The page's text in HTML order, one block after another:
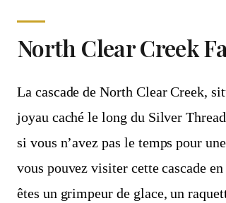
North Clear Creek
La cascade de North Clear Creek,
joyau caché le long du Silver
si vous n’avez pas le temps pour
vous pouvez visiter cette cascade
êtes un grimpeur de glace, un